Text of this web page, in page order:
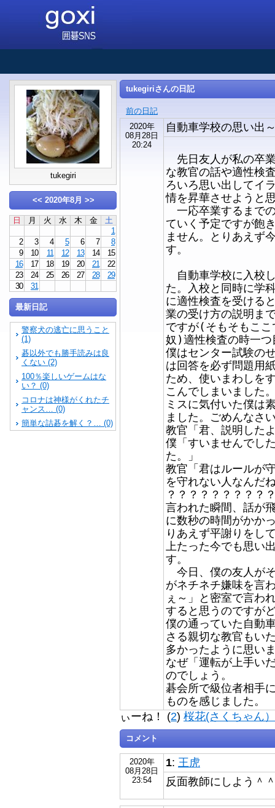
tukegiri
<< 2020年8月 >>
日 月 火 水 木 金
土
1
2
3 4 5 6 7
8
9
10 11 12 13 14
15
16
17 18 19 20 21
22
23
24 25 26 27 28
29
30
31
最新日記
警察犬の逃亡に思うこと
(1)
碁以外でも勝手読みは良
くない (2)
100％楽しいゲームはな
い？ (0)
コロナは神様がくれたチ
ャンス… (0)
簡単な詰碁を解く？… (0)
tukegiriさんの日記
前の日記
2020年
08月28日
20:24
自動車学校の思い出
先日友人が私の卒
な教官の話や適性検
ろいろ思い出してイ
情を昇華させようと
一応卒業するまで
ていく予定ですが飽
ません。とりあえず
す。
自動車学校に入校
た。入校と同時に学
に適性検査を受ける
業の受け方の説明ま
ですが(そもそもここ
奴)適性検査の時一つ
僕はセンター試験の
は回答を必ず問題用
ため、使いまわしを
こんでしまいました
ミスに気付いた僕は
ました。ごめんなさ
教官「君、説明した
僕「すいませんでし
た。」
教官「君はルールが
を守れない人なんだ
？？？？？？？？？
言われた瞬間、話が
に数秒の時間がかか
りあえず平謝りをし
上たった今でも思い
す。
今日、僕の友人が
がネチネチ嫌味を言
ぇ～」と密室で言わ
すると思うのですが
僕の通っていた自動
さる親切な教官もい
多かったように思い
なぜ「運転が上手い
のでしょう。
碁会所で級位者相手
ものを感じました。
ぃーね！ (2) 桜花(さくちゃん）
コメント
2020年
08月28日
23:54
1: 王虎
反面教師にしよう＾